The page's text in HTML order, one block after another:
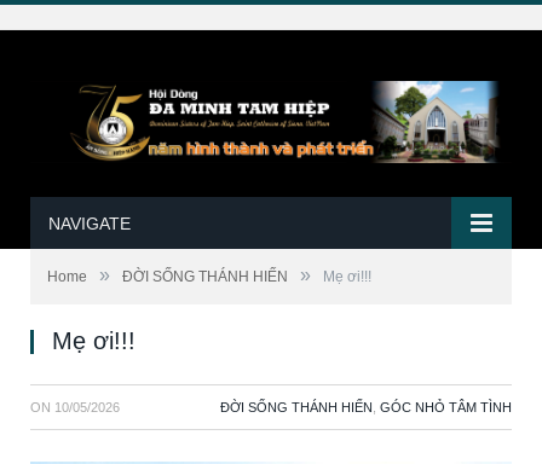
NAVIGATE
Home » ĐỜI SỐNG THÁNH HIẾN » Mẹ ơi!!!
Mẹ ơi!!!
ON 10/05/2026 ĐỜI SỐNG THÁNH HIẾN GÓC NHỎ TÂM TÌNH